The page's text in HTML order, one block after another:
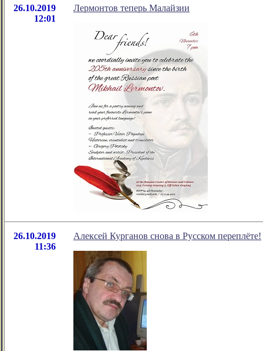
26.10.2019
12:01
Лермонтов теперь Малайзии
26.10.2019
11:36
Алексей Курганов снова в Русском переплёте!